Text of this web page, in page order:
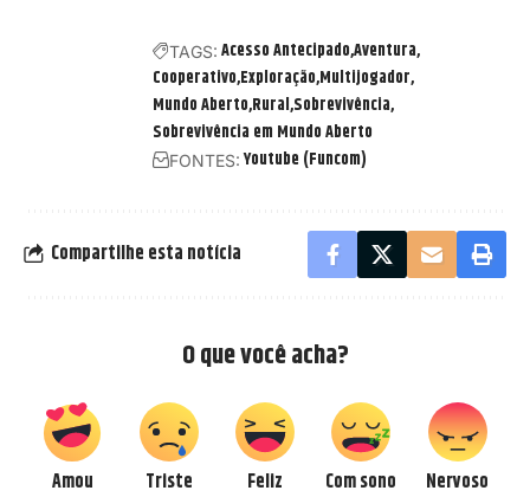
TAGS: Acesso AntecipadoAventura
Cooperativo Exploração Multijogador
Mundo Aberto Rural Sobrevivência
Sobrevivência em Mundo Aberto
FONTES: Youtube (Funcom)
Compartilhe esta notícia
O que você acha?
Amou Triste Feliz Com sono Nervoso